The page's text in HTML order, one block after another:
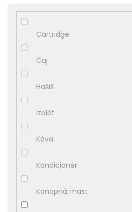
Cartridge
Čaj
Hašiš
Izolát
Káva
Kondicionér
Konopná mast